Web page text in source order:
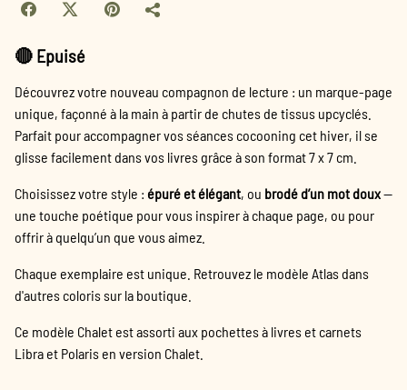
🔴 Epuisé
Découvrez votre nouveau compagnon de lecture : un marque-page
unique, façonné à la main à partir de chutes de tissus upcyclés.
Parfait pour accompagner vos séances cocooning cet hiver, il se
glisse facilement dans vos livres grâce à son format 7 x 7 cm.
Choisissez votre style : épuré et élégant, ou brodé d’un mot doux—
une touche poétique pour vous inspirer à chaque page, ou pour
offrir à quelqu’un que vous aimez.
Chaque exemplaire est unique. Retrouvez le modèle Atlas dans
d'autres coloris sur la boutique.
Ce modèle Chalet est assorti aux pochettes à livres et carnets
Libra et Polaris en version Chalet.